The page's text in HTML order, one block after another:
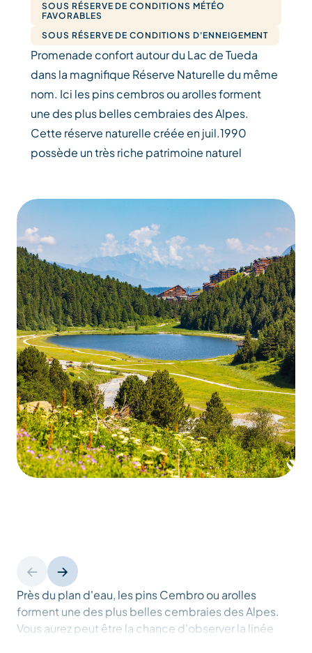
Près du plan d'eau, les pins Cembro ou arolles
forment une des plus belles cembraies des Alpes.
Vous aurez peut être la chance d'observer la linée
SOUS RÉSERVE DE CONDITIONS MÉTÉO
FAVORABLES
SOUS RÉSERVE DE CONDITIONS D'ENNEIGEMENT
Promenade confort autour du Lac de Tueda
dans la magnifique Réserve Naturelle du même
nom. Ici les pins cembros ou arolles forment
une des plus belles cembraies des Alpes.
Cette réserve naturelle créée en juil.1990
possède un très riche patrimoine naturel